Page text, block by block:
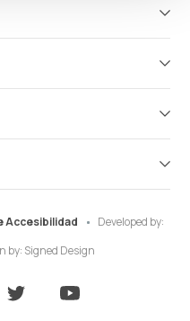
Accesibilidad
Developed by:
by: Signed Design